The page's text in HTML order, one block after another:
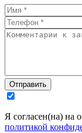
Отправить
Я согласен(на) на
политикой